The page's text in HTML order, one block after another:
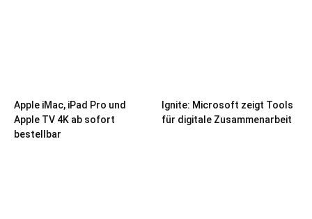
Apple iMac, iPad Pro und
Apple TV 4K ab sofort
bestellbar
Ignite: Microsoft zeigt Tools
für digitale Zusammenarbeit